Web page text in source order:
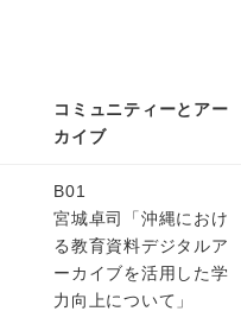
コミュニティーとアー
カイブ
B01
宮城卓司「沖縄におけ
る教育資料デジタルア
ーカイブを活用した学
力向上について」